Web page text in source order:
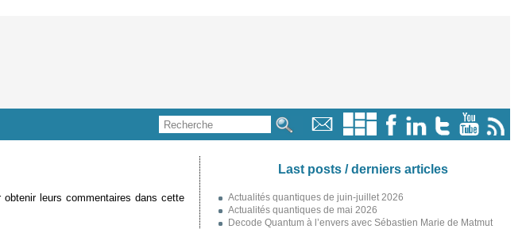
leurs commentaires dans cette
Last posts / derniers articles
Actualités quantiques de juin-juillet 2026
Actualités quantiques de mai 2026
Decode Quantum à l’envers avec Sébastien Marie de Matmut